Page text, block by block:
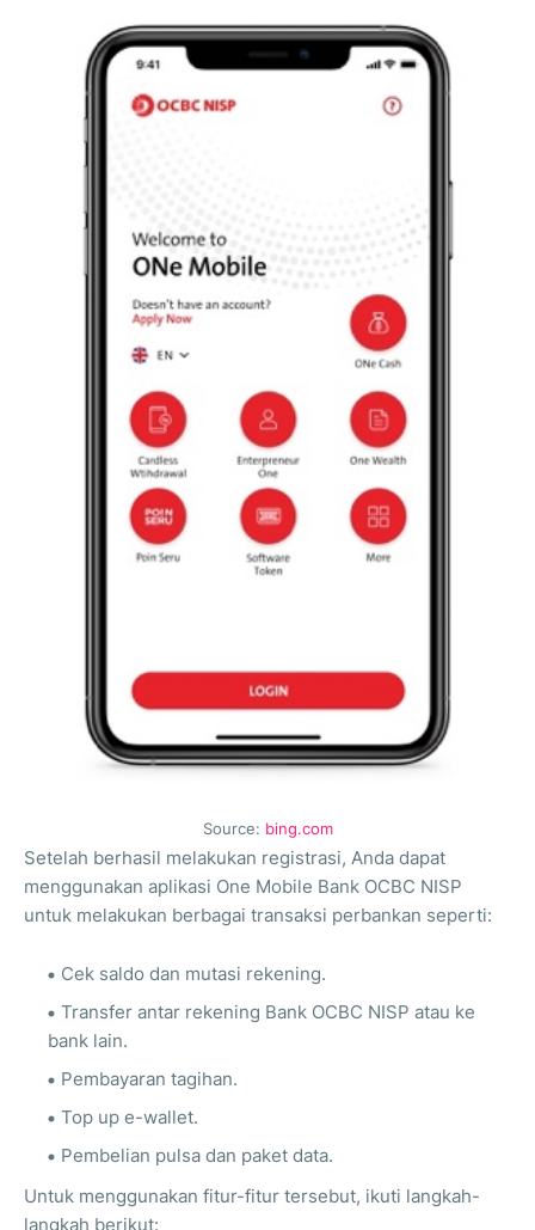
Source: bing.com
Setelah berhasil melakukan registrasi, Anda dapat
menggunakan aplikasi One Mobile Bank OCBC NISP
untuk melakukan berbagai transaksi perbankan seperti:
Cek saldo dan mutasi rekening.
Transfer antar rekening Bank OCBC NISP atau ke
bank lain.
Pembayaran tagihan.
Top up e-wallet.
Pembelian pulsa dan paket data.
Untuk menggunakan fitur-fitur tersebut, ikuti langkah-
langkah berikut: